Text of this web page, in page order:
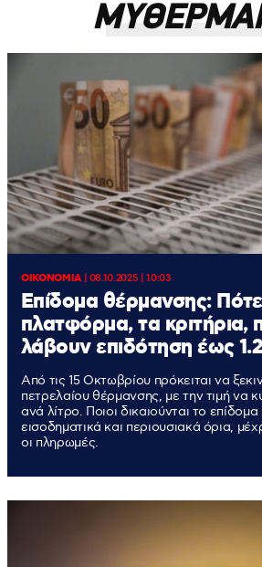
ΟΙΚΟΝΟΜΙΑ| 08.10.2025 | 10:03
Επίδομα θέρμανσης: Πότε
πλατφόρμα, τα κριτήρια,
λάβουν επιδότηση έως
Από τις 15 Οκτωβρίου πρόκειται να
πετρελαίου θέρμανσης, με την τιμή να
ανά λίτρο. Ποιοι δικαιούνται το
εισοδηματικά και περιουσιακά όρια,
οι πληρωμές.